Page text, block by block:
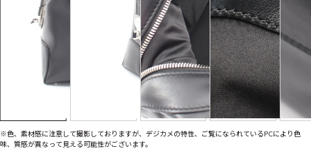
※色、素材感に注意して撮影しておりますが、デジカメの特性、ご覧になられているPCにより色
味、質感が異なって見える可能性がございます。